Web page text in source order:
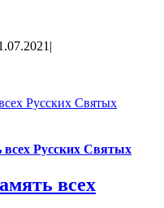
|
Русских Святых
Русских Святых
всех